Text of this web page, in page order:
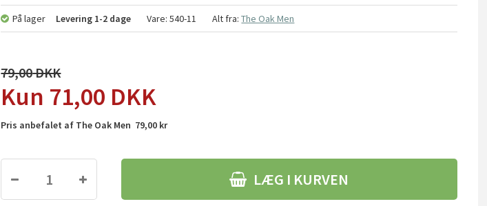
På lager Levering 1-2 dage Vare:540-11 Alt fra:The Oak Men
79,00
71,00 DKK
Pris anbefalet af The Oak Men 79,00 kr
LÆG I KURVEN